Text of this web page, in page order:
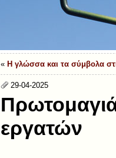
« Η γλώσσα και τα σύμβολα
29-04-2025
εργατών